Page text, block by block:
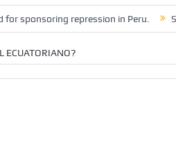
repression in Peru.
ECUATORIANO?